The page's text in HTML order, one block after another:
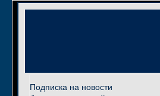
Подписка на новости